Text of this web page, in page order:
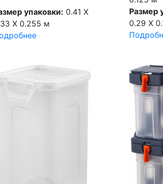
упаковки: 0.41 X
X 0.255 м
Размер
0.29 X